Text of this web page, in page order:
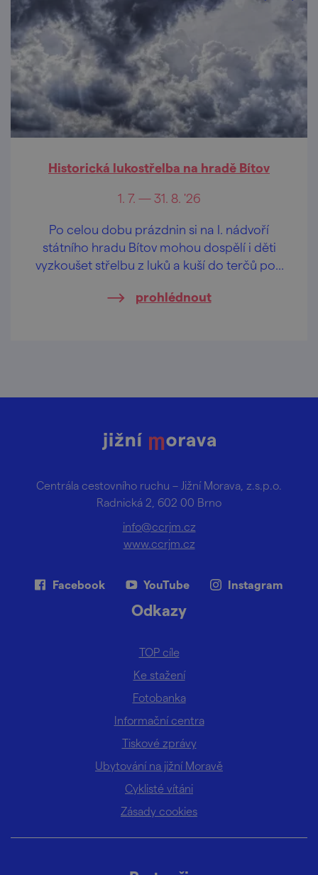
Historická lukostřelba na hradě Bítov
1. 7. — 31. 8. '26
Po celou dobu prázdnin si na I. nádvoří
státního hradu Bítov mohou dospělí i děti
vyzkoušet střelbu z luků a kuší do terčů pod
prohlédnout
Centrála cestovního ruchu – Jižní Morava, z.s.p.o.
Radnická 2, 602 00 Brno
info@ccrjm.cz
www.ccrjm.cz
Facebook YouTube Instagram
Odkazy
TOP cíle
Ke stažení
Fotobanka
Informační centra
Tiskové zprávy
Ubytování na jižní Moravě
Cyklisté vítáni
Zásady cookies